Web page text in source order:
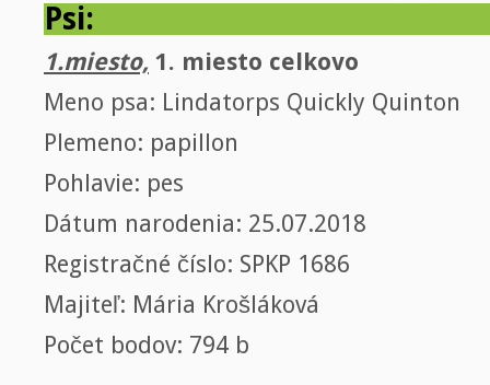
Psi:
1.miesto, 1. miesto celkovo
Meno psa: Lindatorps Quickly Quinton
Plemeno: papillon
Pohlavie: pes
Dátum narodenia: 25.07.2018
Registračné číslo: SPKP 1686
Majiteľ: Mária Krošláková
Počet bodov: 794 b